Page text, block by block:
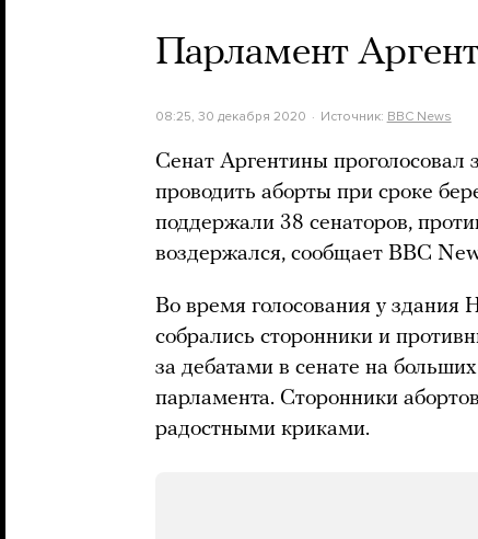
Парламент
08:25, 30 декабря 2020 Источник: BBC News
Сенат Аргентины проголосовал
проводить аборты при сроке
поддержали 38 сенаторов,
воздержался, сообщает BBC
Во время голосования у здания
собрались сторонники и
за дебатами в сенате на
парламента. Сторонники
радостными криками.